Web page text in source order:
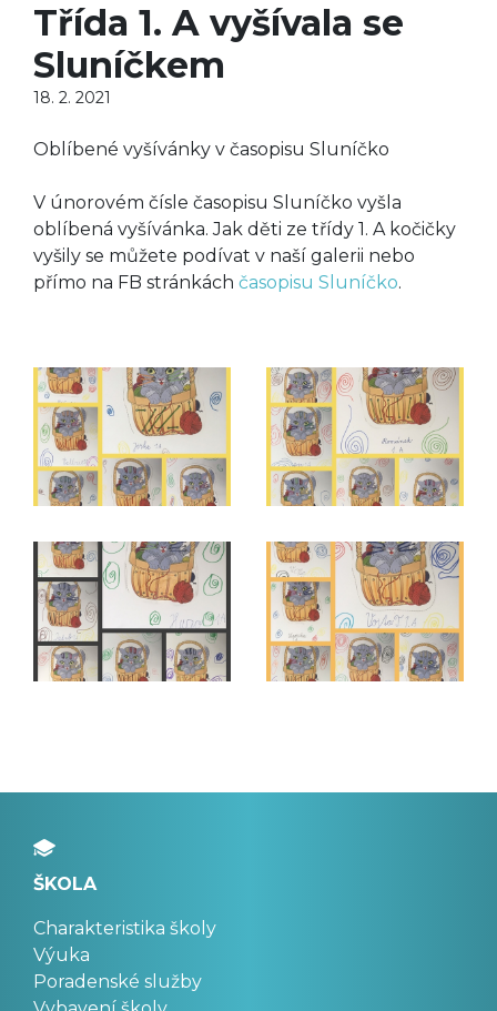
Třída 1. A vyšívala se
Sluníčkem
18. 2. 2021
Oblíbené vyšívánky v časopisu Sluníčko
V únorovém čísle časopisu Sluníčko vyšla
oblíbená vyšívánka. Jak děti ze třídy 1. A kočičky
vyšily se můžete podívat v naší galerii nebo
přímo na FB stránkách časopisu Sluníčko.
ŠKOLA
Charakteristika školy
Výuka
Poradenské služby